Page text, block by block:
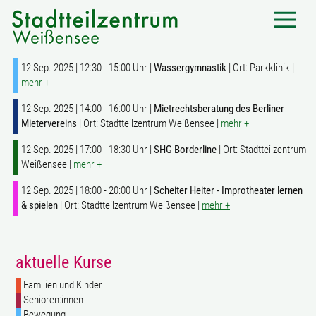
12 Sep. 2025 | 12:30 - 15:00 Uhr | Wassergymnastik | Ort: Parkklinik |
mehr +
12 Sep. 2025 | 14:00 - 16:00 Uhr | Mietrechtsberatung des Berliner
Mietervereins | Ort: Stadtteilzentrum Weißensee | mehr +
12 Sep. 2025 | 17:00 - 18:30 Uhr | SHG Borderline | Ort: Stadtteilzentrum
Weißensee | mehr +
12 Sep. 2025 | 18:00 - 20:00 Uhr | Scheiter Heiter - Improtheater lernen
& spielen | Ort: Stadtteilzentrum Weißensee | mehr +
aktuelle Kurse
Familien und Kinder
Senioren:innen